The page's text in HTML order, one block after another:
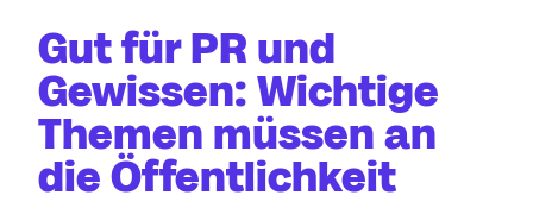
Gut für PR und
Gewissen: Wichtige
Themen müssen an
die Öffentlichkeit